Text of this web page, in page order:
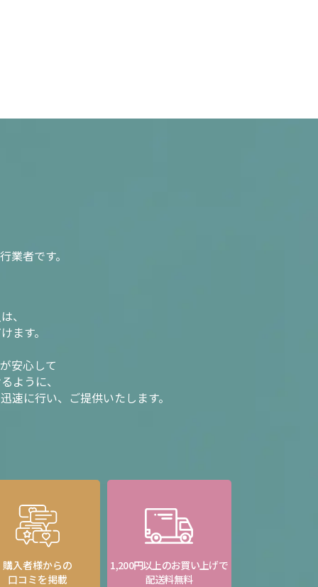
業者です。
、
ます。
安心して
ように、
速に行い、ご提供いたします。
購入者様からの
口コミを掲載
1,200円以上のお買い上げで
配送料無料